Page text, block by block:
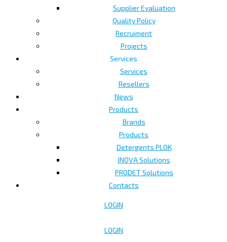
Supplier Evaluation
Quality Policy
Recruiment
Projects
Services
Services
Resellers
News
Products
Brands
Products
Detergents PLOK
INOVA Solutions
PRODET Solutions
Contacts
LOGIN
LOGIN